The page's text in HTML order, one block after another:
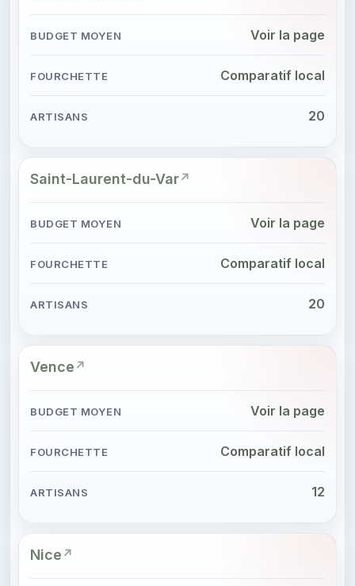
Voir la page
Comparatif local
20
Saint-Laurent-du-Var
Voir la page
Comparatif local
20
Vence
Voir la page
Comparatif local
12
Nice